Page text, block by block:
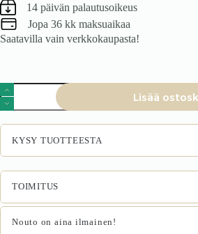
14 päivän palautusoikeus
Jopa 36 kk maksuaikaa
Saatavilla vain verkkokaupasta!
Käännettävä
tuoli
SAVANNAH,
harmaa
määrä
Lisää
KYSY TUOTTEESTA
TOIMITUS
Nouto on aina ilmainen!